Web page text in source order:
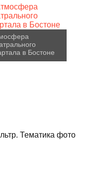
в Бостоне
Тематика фото